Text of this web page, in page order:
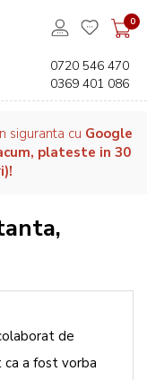
0
0720 546 470
0369 401 086
siguranta cu Google
plateste in 30
de
a fost vorba